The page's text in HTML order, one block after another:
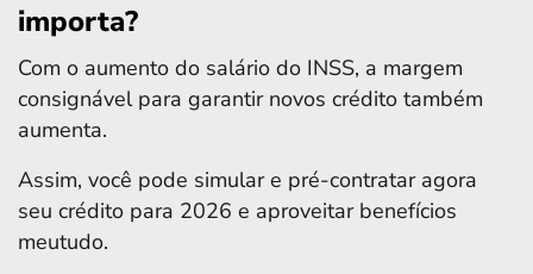
importa?
Com o aumento do salário do INSS, a margem
consignável para garantir novos crédito também
aumenta.
Assim, você pode simular e pré-contratar agora
seu crédito para 2026 e aproveitar benefícios
meutudo.